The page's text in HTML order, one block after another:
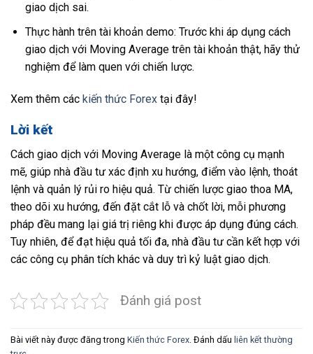
giao dịch sai.
Thực hành trên tài khoản demo: Trước khi áp dụng cách
giao dịch với Moving Average trên tài khoản thật, hãy thử
nghiệm để làm quen với chiến lược.
Xem thêm các kiến thức Forex tại đây!
Lời kết
Cách giao dịch với Moving Average là một công cụ mạnh
mẽ, giúp nhà đầu tư xác định xu hướng, điểm vào lệnh, thoát
lệnh và quản lý rủi ro hiệu quả. Từ chiến lược giao thoa MA,
theo dõi xu hướng, đến đặt cắt lỗ và chốt lời, mỗi phương
pháp đều mang lại giá trị riêng khi được áp dụng đúng cách.
Tuy nhiên, để đạt hiệu quả tối đa, nhà đầu tư cần kết hợp với
các công cụ phân tích khác và duy trì kỷ luật giao dịch.
Đánh giá post
Bài viết này được đăng trong Kiến thức Forex. Đánh dấu liên kết thường